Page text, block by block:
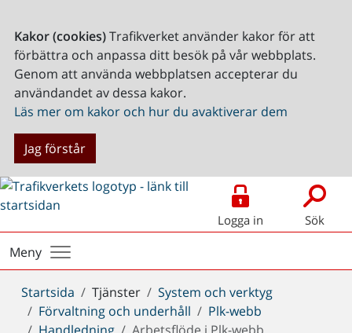
Kakor (cookies)Trafikverket använder kakor för att
förbättra och anpassa ditt besök på vår webbplats.
Genom att använda webbplatsen accepterar du
användandet av dessa kakor.
Läs mer om kakor och hur du avaktiverar dem
Jag förstår
Logga in Sök
Meny
Du
är
här:
Startsida Tjänster
System och verktyg
Förvaltning och underhåll
Plk-webb